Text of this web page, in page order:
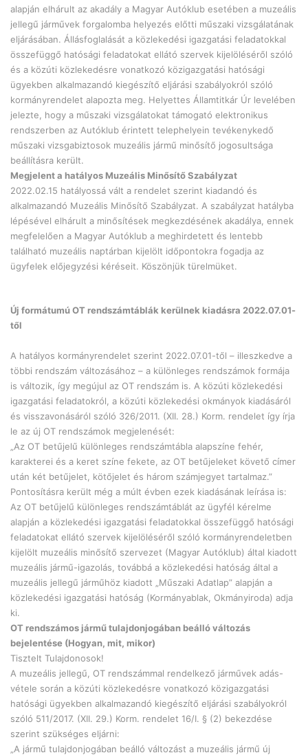
alapján elhárult az akadály a Magyar Autóklub esetében a muzeális
jellegű járművek forgalomba helyezés előtti műszaki vizsgálatának
eljárásában. Állásfoglalását a közlekedési igazgatási feladatokkal
összefüggő hatósági feladatokat ellátó szervek kijelöléséről szóló
és a közúti közlekedésre vonatkozó közigazgatási hatósági
ügyekben alkalmazandó kiegészítő eljárási szabályokról szóló
kormányrendelet alapozta meg. Helyettes Államtitkár Úr levelében
jelezte, hogy a műszaki vizsgálatokat támogató elektronikus
rendszerben az Autóklub érintett telephelyein tevékenykedő
műszaki vizsgabiztosok muzeális jármű minősítő jogosultsága
beállításra került.
Megjelent a hatályos Muzeális Minősítő Szabályzat
2022.02.15 hatályossá vált a rendelet szerint kiadandó és
alkalmazandó Muzeális Minősítő Szabályzat. A szabályzat hatályba
lépésével elhárult a minősítések megkezdésének akadálya, ennek
megfelelően a Magyar Autóklub a meghirdetett és lentebb
található muzeális naptárban kijelölt időpontokra fogadja az
ügyfelek előjegyzési kéréseit. Köszönjük türelmüket.
Új formátumú OT rendszámtáblák kerülnek kiadásra 2022.07.01-
től
A hatályos kormányrendelet szerint 2022.07.01-től – illeszkedve a
többi rendszám változásához – a különleges rendszámok formája
is változik, így megújul az OT rendszám is. A közúti közlekedési
igazgatási feladatokról, a közúti közlekedési okmányok kiadásáról
és visszavonásáról szóló 326/2011. (XII. 28.) Korm. rendelet így írja
le az új OT rendszámok megjelenését:
„Az OT betűjelű különleges rendszámtábla alapszíne fehér,
karakterei és a keret színe fekete, az OT betűjeleket követő címer
után két betűjelet, kötőjelet és három számjegyet tartalmaz.”
Pontosításra került még a múlt évben ezek kiadásának leírása is:
Az OT betűjelű különleges rendszámtáblát az ügyfél kérelme
alapján a közlekedési igazgatási feladatokkal összefüggő hatósági
feladatokat ellátó szervek kijelöléséről szóló kormányrendeletben
kijelölt muzeális minősítő szervezet (Magyar Autóklub) által kiadott
muzeális jármű-igazolás, továbbá a közlekedési hatóság által a
muzeális jellegű járműhöz kiadott „Műszaki Adatlap” alapján a
közlekedési igazgatási hatóság (Kormányablak, Okmányiroda) adja
ki.
OT rendszámos jármű tulajdonjogában beálló változás
bejelentése (Hogyan, mit, mikor)
Tisztelt Tulajdonosok!
A muzeális jellegű, OT rendszámmal rendelkező járművek adás-
vétele során a közúti közlekedésre vonatkozó közigazgatási
hatósági ügyekben alkalmazandó kiegészítő eljárási szabályokról
szóló 511/2017. (XII. 29.) Korm. rendelet 16/I. § (2) bekezdése
szerint szükséges eljárni:
„A jármű tulajdonjogában beálló változást a muzeális jármű új